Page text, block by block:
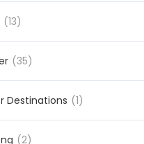
(13)
(35)
Destinations (1)
(2)